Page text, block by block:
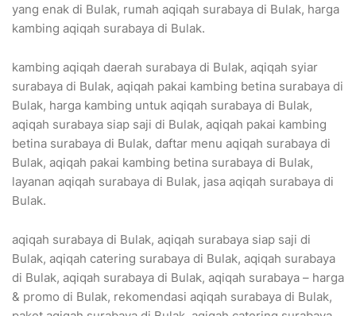
yang enak di Bulak, rumah aqiqah surabaya di Bulak, harga
kambing aqiqah surabaya di Bulak.
kambing aqiqah daerah surabaya di Bulak, aqiqah syiar
surabaya di Bulak, aqiqah pakai kambing betina surabaya di
Bulak, harga kambing untuk aqiqah surabaya di Bulak,
aqiqah surabaya siap saji di Bulak, aqiqah pakai kambing
betina surabaya di Bulak, daftar menu aqiqah surabaya di
Bulak, aqiqah pakai kambing betina surabaya di Bulak,
layanan aqiqah surabaya di Bulak, jasa aqiqah surabaya di
Bulak.
aqiqah surabaya di Bulak, aqiqah surabaya siap saji di
Bulak, aqiqah catering surabaya di Bulak, aqiqah surabaya
di Bulak, aqiqah surabaya di Bulak, aqiqah surabaya – harga
& promo di Bulak, rekomendasi aqiqah surabaya di Bulak,